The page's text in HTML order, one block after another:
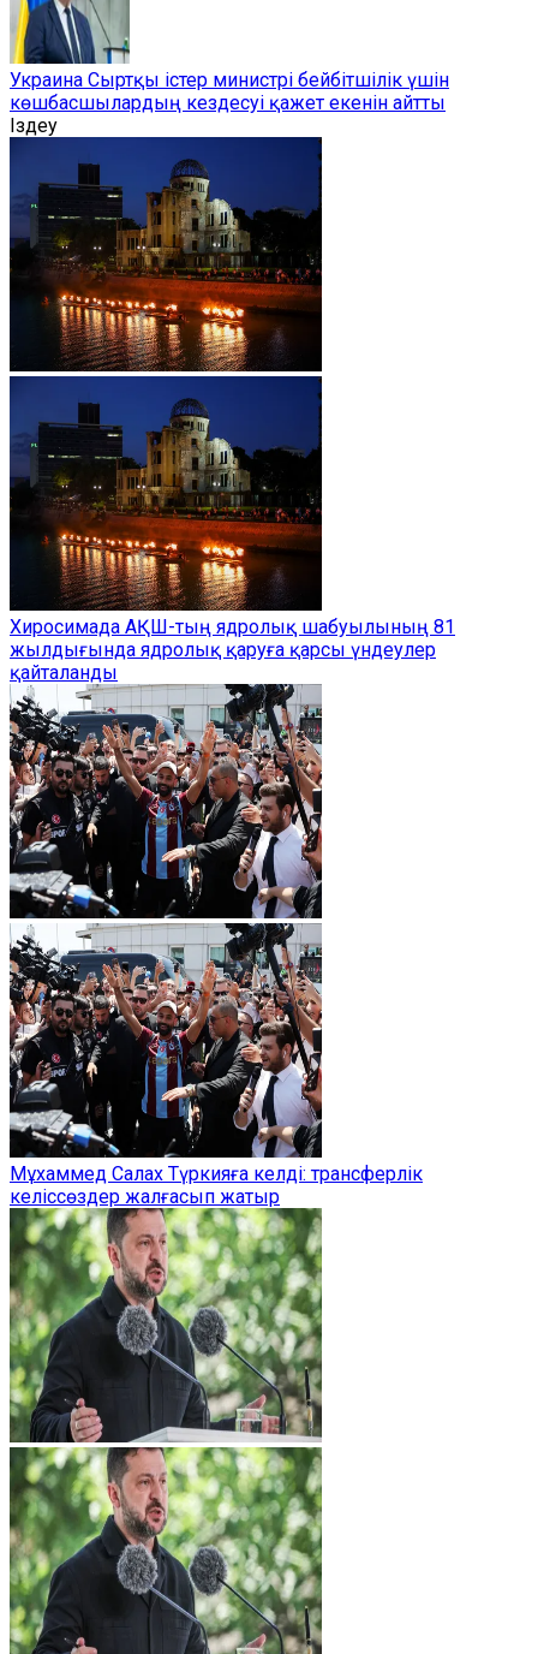
Украина Сыртқы істер министрі бейбітшілік үшін
көшбасшылардың кездесуі қажет екенін айтты
Іздеу
Хиросимада АҚШ-тың ядролық шабуылының 81
жылдығында ядролық қаруға қарсы үндеулер
қайталанды
Мұхаммед Салах Түркияға келді: трансферлік
келіссөздер жалғасып жатыр